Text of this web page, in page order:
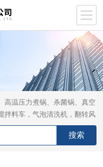
高温压力煮锅、杀菌锅、真空
拌料车，气泡清洗机，翻转风